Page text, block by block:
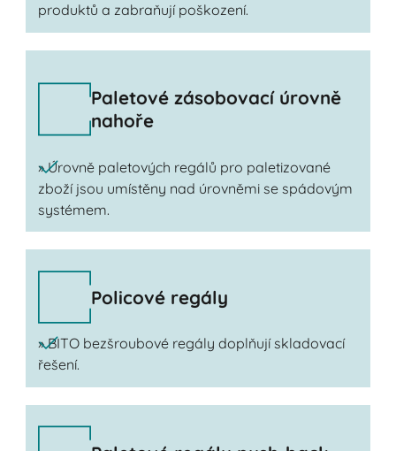
produktů a zabraňují poškození.
Paletové zásobovací úrovně
nahoře
» Úrovně paletových regálů pro paletizované
zboží jsou umístěny nad úrovněmi se spádovým
systémem.
Policové regály
» BITO bezšroubové regály doplňují skladovací
řešení.